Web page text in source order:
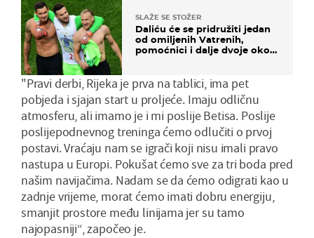
SLAŽE SE STOŽER
Daliću će se pridružiti jedan
od omiljenih Vatrenih,
pomoćnici i dalje dvoje oko
"Pravi derbi, Rijeka je prva na tablici, ima pet
pobjeda i sjajan start u proljeće. Imaju odličnu
atmosferu, ali imamo je i mi poslije Betisa. Poslije
poslijepodnevnog treninga ćemo odlučiti o prvoj
postavi. Vraćaju nam se igrači koji nisu imali pravo
nastupa u Europi. Pokušat ćemo sve za tri boda pred
našim navijačima. Nadam se da ćemo odigrati kao u
zadnje vrijeme, morat ćemo imati dobru energiju,
smanjit prostore među linijama jer su tamo
najopasniji“, započeo je.